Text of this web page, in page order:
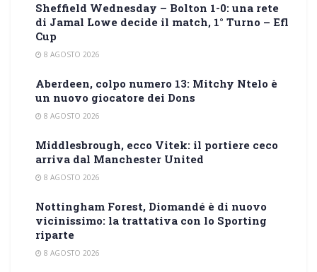
Sheffield Wednesday – Bolton 1-0: una rete
di Jamal Lowe decide il match, 1° Turno – Efl
Cup
8 AGOSTO 2026
Aberdeen, colpo numero 13: Mitchy Ntelo è
un nuovo giocatore dei Dons
8 AGOSTO 2026
Middlesbrough, ecco Vitek: il portiere ceco
arriva dal Manchester United
8 AGOSTO 2026
Nottingham Forest, Diomandé è di nuovo
vicinissimo: la trattativa con lo Sporting
riparte
8 AGOSTO 2026